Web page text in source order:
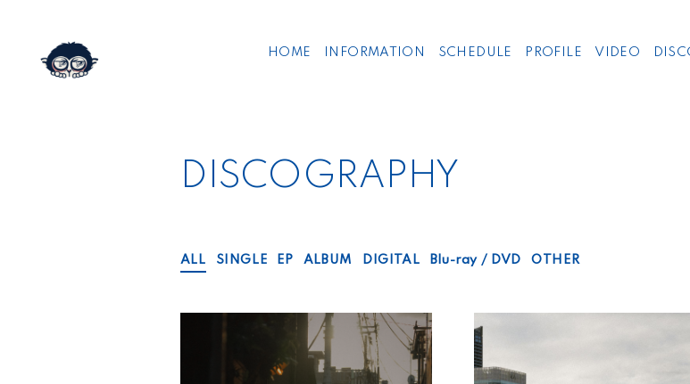
HOME INFORMATION SCHEDULE PROFILE VIDEO
DISCOGRAPHY
ALL SINGLE EP ALBUM DIGITAL Blu-ray / DVD OTHER